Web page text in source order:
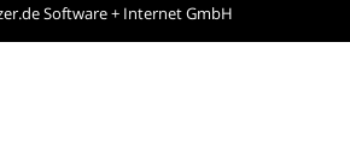
Software + Internet GmbH